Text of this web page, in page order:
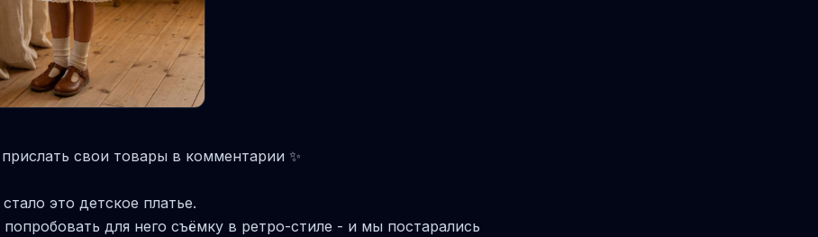
свои товары в комментарии ✨
это детское платье.
для него съёмку в ретро-стиле - и мы постарались